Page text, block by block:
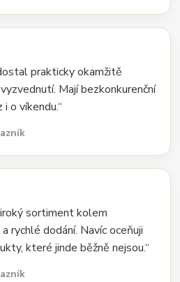
prakticky okamžitě
Mají bezkonkurenční
o víkendu.“
sortiment kolem
rychlé dodání. Navíc oceňuji
které jinde běžně nejsou.“